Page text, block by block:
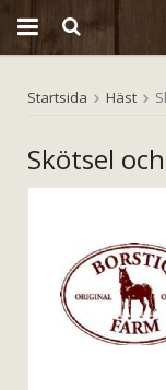
Startsida Häst
Skötsel